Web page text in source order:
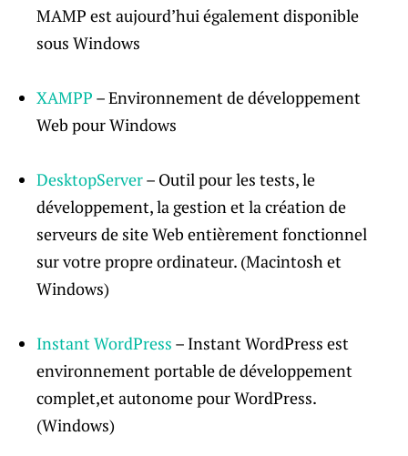
MAMP est aujourd’hui également disponible
sous Windows
XAMPP – Environnement de développement
Web pour Windows
DesktopServer– Outil pour les tests, le
développement, la gestion et la création de
serveurs de site Web entièrement fonctionnel
sur votre propre ordinateur. (Macintosh et
Windows)
Instant WordPress – Instant WordPress est
environnement portable de développement
complet,et autonome pour WordPress.
(Windows)